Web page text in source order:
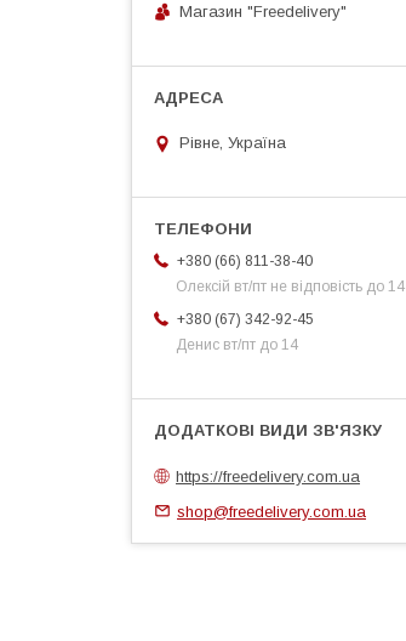
Магазин "Freedelivery"
Рівне, Україна
+380 (66) 811-38-40
Олексій вт/пт не відповість до 14
+380 (67) 342-92-45
Денис вт/пт до 14
https://freedelivery.com.ua
shop@freedelivery.com.ua